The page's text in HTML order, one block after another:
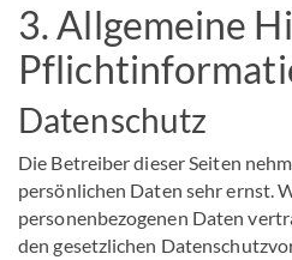
3. Allgemeine
Datenschutz
Die Betreiber dieser Seiten
persönlichen Daten sehr ernst.
personenbezogenen Daten
den gesetzlichen